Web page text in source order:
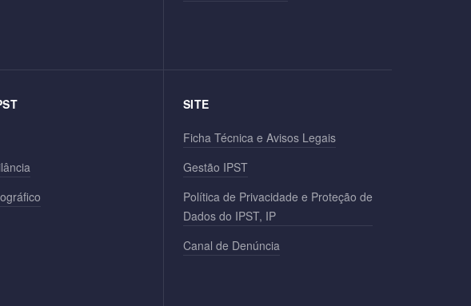
SITE
Ficha Técnica e Avisos Legais
Gestão IPST
Política de Privacidade e Proteção de
Dados do IPST, IP
Canal de Denúncia